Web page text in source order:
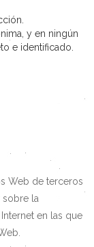
y en ningún
e identificado.
Web de terceros
sobre la
en las que